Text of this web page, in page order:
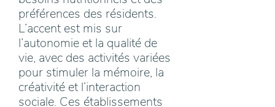
préférences des résidents.
L’accent est mis sur
l’autonomie et la qualité de
vie, avec des activités variées
pour stimuler la mémoire, la
créativité et l’interaction
sociale. Ces établissements